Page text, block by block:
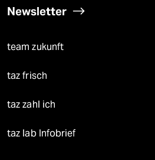
Newsletter
team zukunft
taz frisch
taz zahl ich
taz lab Infobrief